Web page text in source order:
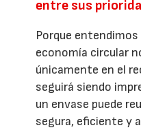
entre sus
Porque
economía circular
únicamente en el
seguirá siendo
un envase puede
segura, eficiente y